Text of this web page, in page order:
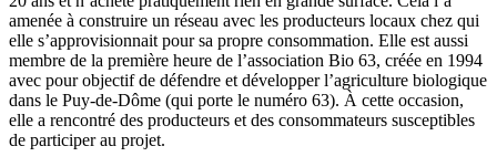
amenée à construire un réseau avec les producteurs locaux chez qui
elle s’approvisionnait pour sa propre consommation. Elle est aussi
membre de la première heure de l’association Bio 63, créée en 1994
avec pour objectif de défendre et développer l’agriculture biologique
dans le Puy-de-Dôme (qui porte le numéro 63). À cette occasion,
elle a rencontré des producteurs et des consommateurs susceptibles
de participer au projet.